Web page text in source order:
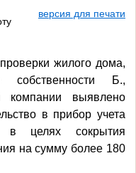
версия для печати
жилого дома,
Б.,
компании выявлено
в прибор учета
в целях сокрытия
на сумму более 180